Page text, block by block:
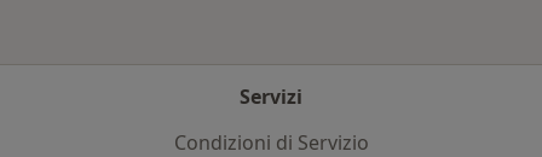
Servizi
Condizioni di Servizio